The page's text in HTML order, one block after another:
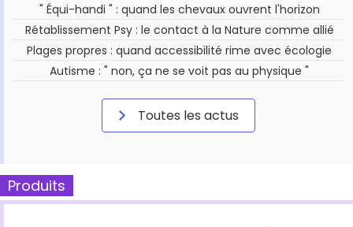
" Équi-handi " : quand les chevaux ouvrent l'horizon
Rétablissement Psy : le contact à la Nature comme allié
Plages propres : quand accessibilité rime avec écologie
Autisme : " non, ça ne se voit pas au physique "
Toutes les actus
Produits